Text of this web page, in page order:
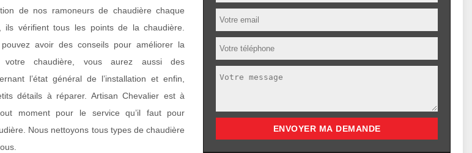
de nos ramoneurs de chaudière chaque
ils vérifient tous les points de la chaudière.
avoir des conseils pour améliorer la
votre chaudière, vous aurez aussi des
l’état général de l’installation et enfin,
détails à réparer. Artisan Chevalier est à
moment pour le service qu’il faut pour
Nous nettoyons tous types de chaudière